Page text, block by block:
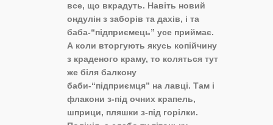
все, що вкрадуть. Навіть новий
ондулін з заборів та дахів, і та
баба-“підприємець” усе приймає.
А коли вторгують якусь копійчину
з краденого краму, то коляться тут
же біля балкону
баби-“підприємця” на лавці. Там і
флакони з-під очних крапель,
шприци, пляшки з-під горілки.